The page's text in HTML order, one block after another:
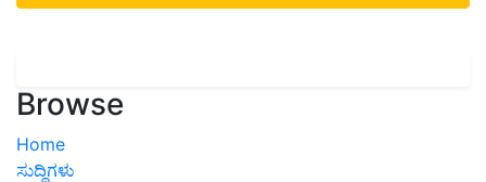
Browse
Home
ಸುದ್ದಿಗಳು